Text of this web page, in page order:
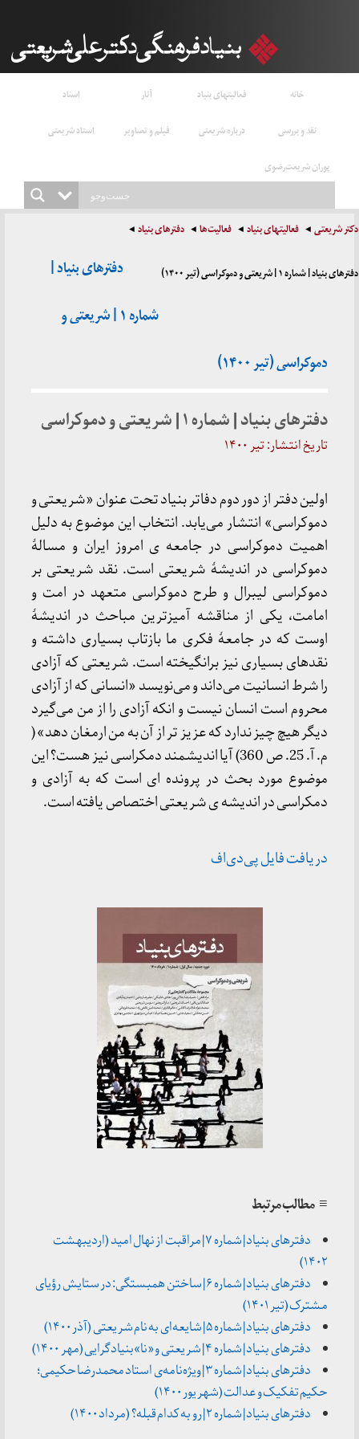
خانه فعالیتهای بنیاد آثار
اسناد
نقد و بررسی
درباره شریعتی فیلم و تصاویر
استاد شریعتی
پوران شریعت‌رضوی
دکتر شریعتی فعالیتهای بنیاد فعالیت‌ها دفترهای بنیاد
دفترهای بنیاد | شماره ۱ | شریعتی و دموکراسی (تیر ۱۴۰۰)
دفترهای بنیاد |
شماره ۱ | شریعتی و
دموکراسی (تیر ۱۴۰۰)
دفترهای بنیاد | شماره ۱ | شریعتی و دموکراسی
تاریخ انتشار: تیر ۱۴۰۰
اولین دفتر از دور دوم دفاتر بنیاد تحت عنوان «شریعتی و
دموکراسی» انتشار می‌یابد. انتخاب این موضوع به دلیل
اهمیت دموکراسی در جامعه ی امروز ایران و مسالهٔ
دموکراسی در اندیشهٔ شریعتی است. نقد شریعتی بر
دموکراسی لیبرال و طرح دموکراسی متعهد در امت و
امامت، یکی از مناقشه آمیزترین مباحث در اندیشهٔ
اوست که در جامعهٔ فکری ما بازتاب بسیاری داشته و
نقدهای بسیاری نیز برانگیخته است. شریعتی که آزادی
را شرط انسانیت می‌داند و می‌نویسد «انسانی که از آزادی
محروم است انسان نیست و انکه آزادی را از من می‌گیرد
دیگر هیچ چیز ندارد که عزیز تر از آن به من ارمغان دهد» (
م. آ. 25. ص 360) آیا اندیشمند دمکراسی نیز هست؟ این
موضوع مورد بحث در پرونده ای‌ است که به آزادی و
دمکراسی در اندیشه ی شریعتی اختصاص یافته است.
دریافت فایل پی‌دی‌اف
≡ مطالب مرتبط
دفترهای بنیاد | شماره ۷ | مراقبت از نهال امید (اردیبهشت
۱۴۰۲)
دفترهای بنیاد | شماره ۶ | ساختن همبستگی: در ستایش رؤیای
مشترک (تیر ۱۴۰۱)
دفترهای بنیاد | شماره ۵ | شایعه‌ای به نام شریعتی (آذر ۱۴۰۰)
دفترهای بنیاد | شماره ۴ | شریعتی و «نا»بنیادگرایی (مهر ۱۴۰۰)
دفترهای بنیاد | شماره ۳ | ویژه‌نامه‌ی استاد محمدرضا حکیمی؛
حکیم تفکیک و عدالت (شهریور ۱۴۰۰)
دفترهای بنیاد | شماره ۲ | رو به کدام قبله؟ (مرداد ۱۴۰۰)